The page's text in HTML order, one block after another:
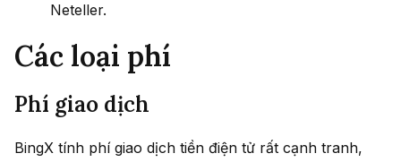
Neteller.
Các loại phí
Phí giao dịch
BingX tính phí giao dịch tiền điện tử rất cạnh tranh,